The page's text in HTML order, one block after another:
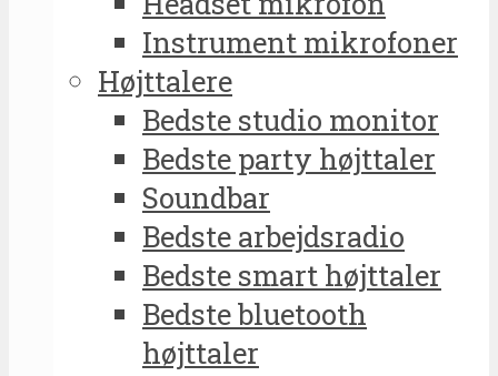
Instrument mikrofoner
Højttalere
Bedste studio monitor
Bedste party højttaler
Soundbar
Bedste arbejdsradio
Bedste smart højttaler
Bedste bluetooth
højttaler